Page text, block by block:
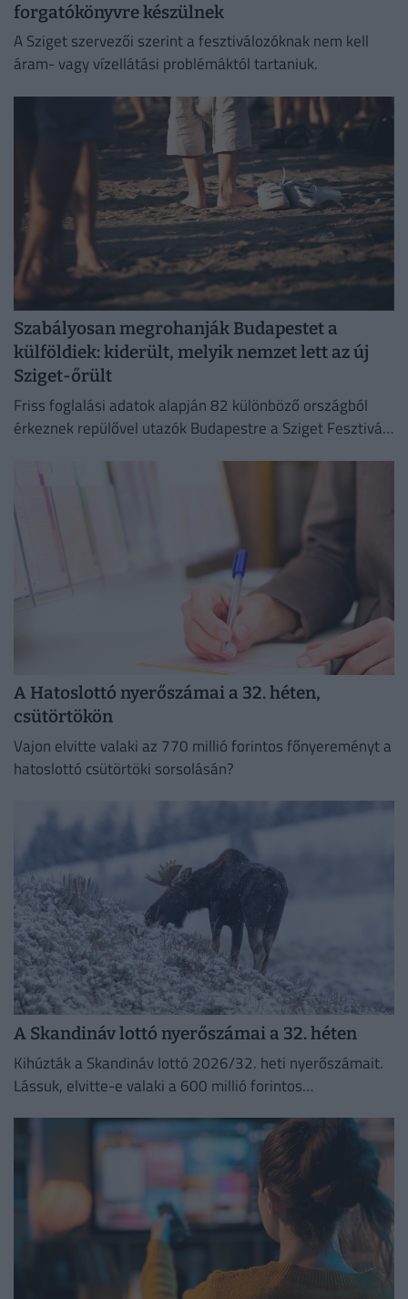
forgatókönyvre készülnek
A Sziget szervezői szerint a fesztiválozóknak nem kell
áram- vagy vízellátási problémáktól tartaniuk.
Szabályosan megrohanják Budapestet a
külföldiek: kiderült, melyik nemzet lett az új
Sziget-őrült
Friss foglalási adatok alapján 82 különböző országból
érkeznek repülővel utazók Budapestre a Sziget Fesztivál
A Hatoslottó nyerőszámai a 32. héten,
csütörtökön
Vajon elvitte valaki az 770 millió forintos főnyereményt a
hatoslottó csütörtöki sorsolásán?
A Skandináv lottó nyerőszámai a 32. héten
Kihúzták a Skandináv lottó 2026/32. heti nyerőszámait.
Lássuk, elvitte-e valaki a 600 millió forintos